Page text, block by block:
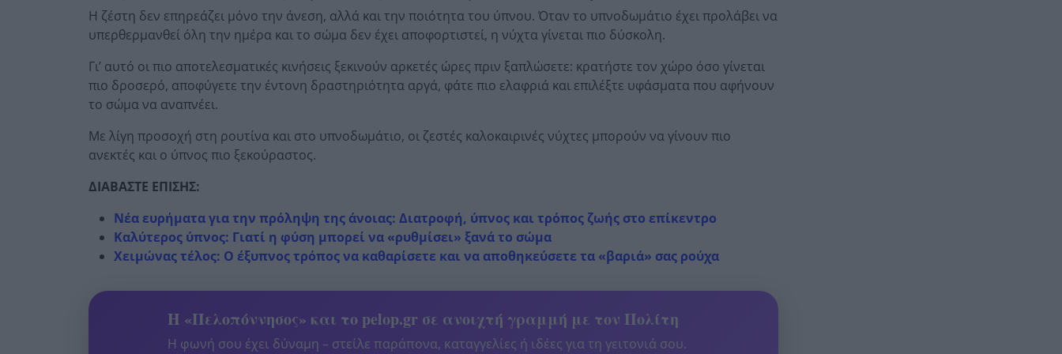
Η ζέστη δεν επηρεάζει μόνο την άνεση, αλλά και την ποιότητα του ύπνου. Όταν το υπνοδωμάτιο έχει προλάβει να
υπερθερμανθεί όλη την ημέρα και το σώμα δεν έχει αποφορτιστεί, η νύχτα γίνεται πιο δύσκολη.
Γι’ αυτό οι πιο αποτελεσματικές κινήσεις ξεκινούν αρκετές ώρες πριν ξαπλώσετε: κρατήστε τον χώρο όσο γίνεται
πιο δροσερό, αποφύγετε την έντονη δραστηριότητα αργά, φάτε πιο ελαφριά και επιλέξτε υφάσματα που αφήνουν
το σώμα να αναπνέει.
Με λίγη προσοχή στη ρουτίνα και στο υπνοδωμάτιο, οι ζεστές καλοκαιρινές νύχτες μπορούν να γίνουν πιο
ανεκτές και ο ύπνος πιο ξεκούραστος.
ΔΙΑΒΑΣΤΕ ΕΠΙΣΗΣ:
Νέα ευρήματα για την πρόληψη της άνοιας: Διατροφή, ύπνος και τρόπος ζωής στο επίκεντρο
Καλύτερος ύπνος: Γιατί η φύση μπορεί να «ρυθμίσει» ξανά το σώμα
Χειμώνας τέλος: Ο έξυπνος τρόπος να καθαρίσετε και να αποθηκεύσετε τα «βαριά» σας ρούχα
Η «Πελοπόννησος» και το pelop.gr σε ανοιχτή γραμμή με τον Πολίτη
Η φωνή σου έχει δύναμη – στείλε παράπονα, καταγγελίες ή ιδέες για τη γειτονιά σου.